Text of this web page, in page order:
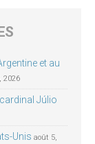
et au
2026
Júlio
Unis août 5,